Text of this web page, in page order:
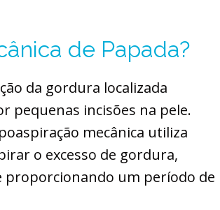
de Papada?
da gordura localizada
pequenas incisões na pele.
mecânica utiliza
o excesso de gordura,
proporcionando um período de